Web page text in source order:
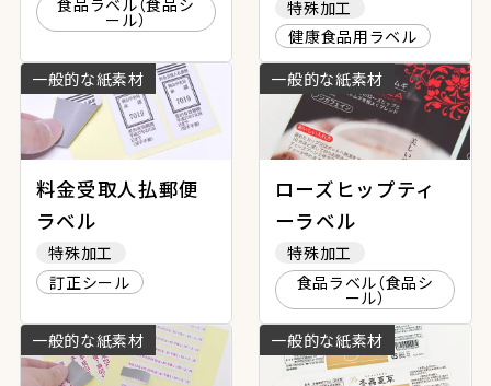
食品ラベル（食品シ
ール）
特殊加工
健康食品用ラベル
一般的な紙素材
料金受取人払郵便
ラベル
特殊加工
訂正シール
一般的な紙素材
ローズヒップティ
ーラベル
特殊加工
食品ラベル（食品シ
ール）
一般的な紙素材
一般的な紙素材